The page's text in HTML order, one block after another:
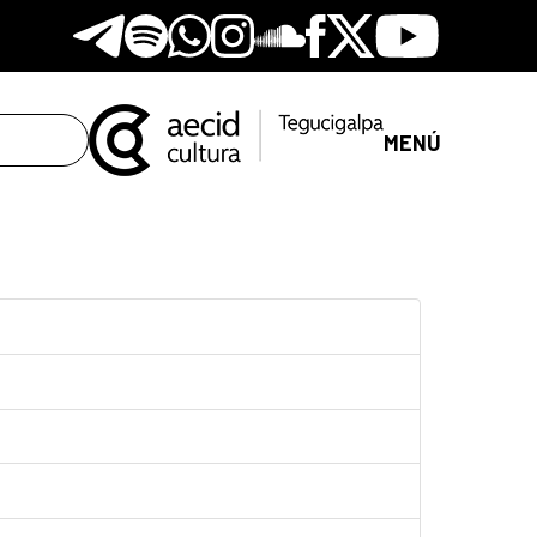
Telegram
SpotifyWhatsapp
Instagram
Soundclore
Facebook
X Youtube
MENÚ